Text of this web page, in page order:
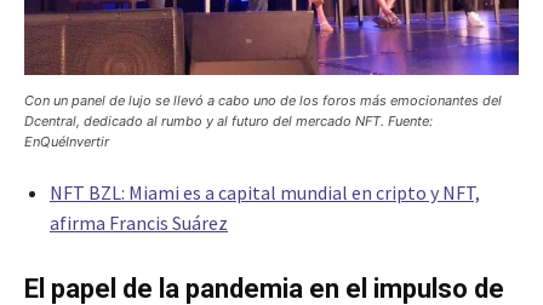
Con un panel de lujo se llevó a cabo uno de los foros más emocionantes del
Dcentral, dedicado al rumbo y al futuro del mercado NFT. Fuente:
EnQuéInvertir
NFT BZL: Miami es a capital mundial en cripto y NFT,
afirma Francis Suárez
El papel de la pandemia en el impulso de